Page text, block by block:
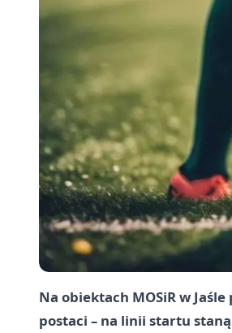
Na obiektach MOSiR w
postaci – na linii startu